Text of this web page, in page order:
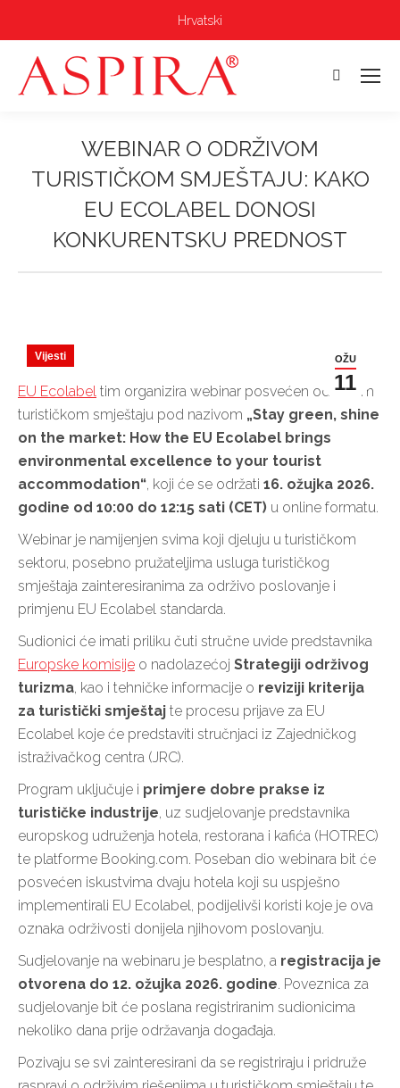
Hrvatski
Pretraga:
WEBINAR O ODRŽIVOM
TURISTIČKOM SMJEŠTAJU: KAKO
EU ECOLABEL DONOSI
KONKURENTSKU PREDNOST
OŽU
11
Vijesti
EU Ecolabel tim organizira webinar posvećen održivom
turističkom smještaju pod nazivom „Stay green, shine
on the market: How the EU Ecolabel brings
environmental excellence to your tourist
accommodation“, koji će se održati 16. ožujka 2026.
godine od 10:00 do 12:15 sati (CET) u online formatu.
Webinar je namijenjen svima koji djeluju u turističkom
sektoru, posebno pružateljima usluga turističkog
smještaja zainteresiranima za održivo poslovanje i
primjenu EU Ecolabel standarda.
Sudionici će imati priliku čuti stručne uvide predstavnika
Europske komisije o nadolazećoj Strategiji održivog
turizma, kao i tehničke informacije o reviziji kriterija
za turistički smještaj te procesu prijave za EU
Ecolabel koje će predstaviti stručnjaci iz Zajedničkog
istraživačkog centra (JRC).
Program uključuje i primjere dobre prakse iz
turističke industrije, uz sudjelovanje predstavnika
europskog udruženja hotela, restorana i kafića (HOTREC)
te platforme Booking.com. Poseban dio webinara bit će
posvećen iskustvima dvaju hotela koji su uspješno
implementirali EU Ecolabel, podijelivši koristi koje je ova
oznaka održivosti donijela njihovom poslovanju.
Sudjelovanje na webinaru je besplatno, a registracija je
otvorena do 12. ožujka 2026. godine. Poveznica za
sudjelovanje bit će poslana registriranim sudionicima
nekoliko dana prije održavanja događaja.
Pozivaju se svi zainteresirani da se registriraju i pridruže